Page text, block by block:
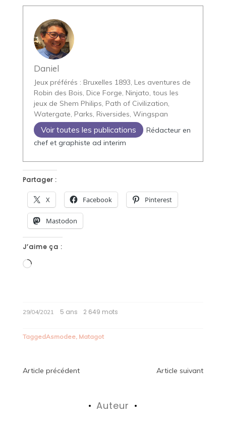
Daniel
Jeux préférés : Bruxelles 1893, Les aventures de
Robin des Bois, Dice Forge, Ninjato, tous les
jeux de Shem Philips, Path of Civilization,
Watergate, Parks, Riversides, Wingspan
Voir toutes les publications
Rédacteur en
chef et graphiste ad interim
Partager :
X Facebook Pinterest
Mastodon
J’aime ça :
Chargement…
29/04/2021 5 ans 2 649 mots
TaggedAsmodee, Matagot
Navigation
Article précédent Article suivant
Auteur